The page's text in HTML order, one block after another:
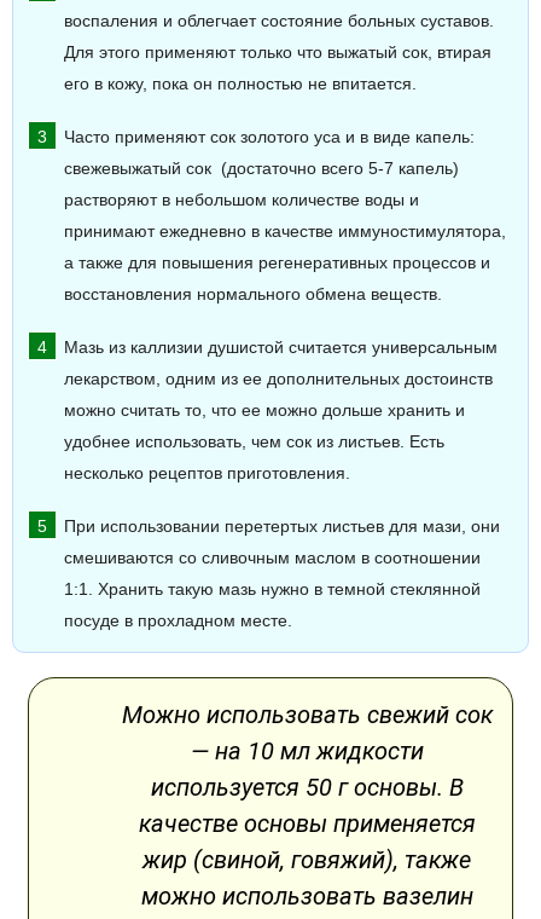
воспаления и облегчает состояние больных суставов.
Для этого применяют только что выжатый сок, втирая
его в кожу, пока он полностью не впитается.
Часто применяют сок золотого уса и в виде капель:
свежевыжатый сок (достаточно всего 5-7 капель)
растворяют в небольшом количестве воды и
принимают ежедневно в качестве иммуностимулятора,
а также для повышения регенеративных процессов и
восстановления нормального обмена веществ.
Мазь из каллизии душистой считается универсальным
лекарством, одним из ее дополнительных достоинств
можно считать то, что ее можно дольше хранить и
удобнее использовать, чем сок из листьев. Есть
несколько рецептов приготовления.
При использовании перетертых листьев для мази, они
смешиваются со сливочным маслом в соотношении
1:1. Хранить такую мазь нужно в темной стеклянной
посуде в прохладном месте.
Можно использовать свежий сок
— на 10 мл жидкости
используется 50 г основы. В
качестве основы применяется
жир (свиной, говяжий), также
можно использовать вазелин